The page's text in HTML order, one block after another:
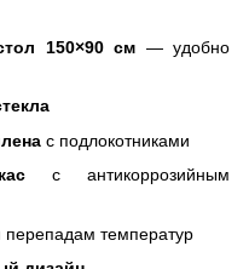
150×90 см — удобно
с подлокотниками
с антикоррозийным
перепадам температур